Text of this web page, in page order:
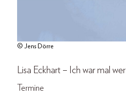
© Jens Dörre
Lisa Eckhart – Ich war mal wer
Termine